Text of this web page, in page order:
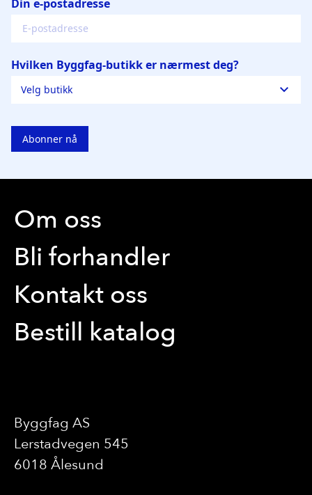
Om oss
Bli forhandler
Kontakt oss
Bestill katalog
Byggfag AS
Lerstadvegen 545
6018 Ålesund